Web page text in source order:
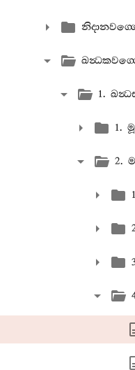
1.
1.
2.